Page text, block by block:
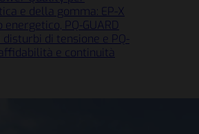
e della gomma: EP-X
PQ-GUARD
di tensione e PQ-
e continuità